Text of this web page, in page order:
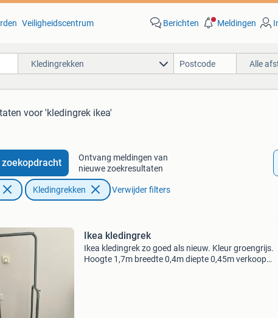
Veiligheidscentrum Berichten Meldingen
Kledingrekken Alle
voor 'kledingrek ikea'
Ontvang meldingen van
nieuwe zoekresultaten
Kledingrekken Verwijder filters
Ikea kledingrek
Ikea kledingrek zo goed als nieuw. Kleur groengrijs.
Hoogte 1,7m breedte 0,4m diepte 0,45m verkoop